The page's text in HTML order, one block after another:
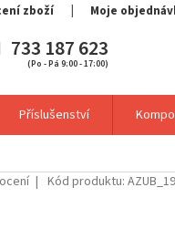
zboží Moje
733 187 623
(Po - Pá 9:00 - 17:00)
Příslušenství
Kód produktu: